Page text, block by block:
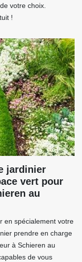
votre choix.
!
jardinier
vert pour
au
en spécialement votre
prendre en charge
à Schieren au
de vous